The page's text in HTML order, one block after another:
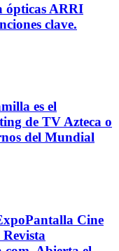
ópticas ARRI
clave.
es el
de TV Azteca o
del Mundial
Cine